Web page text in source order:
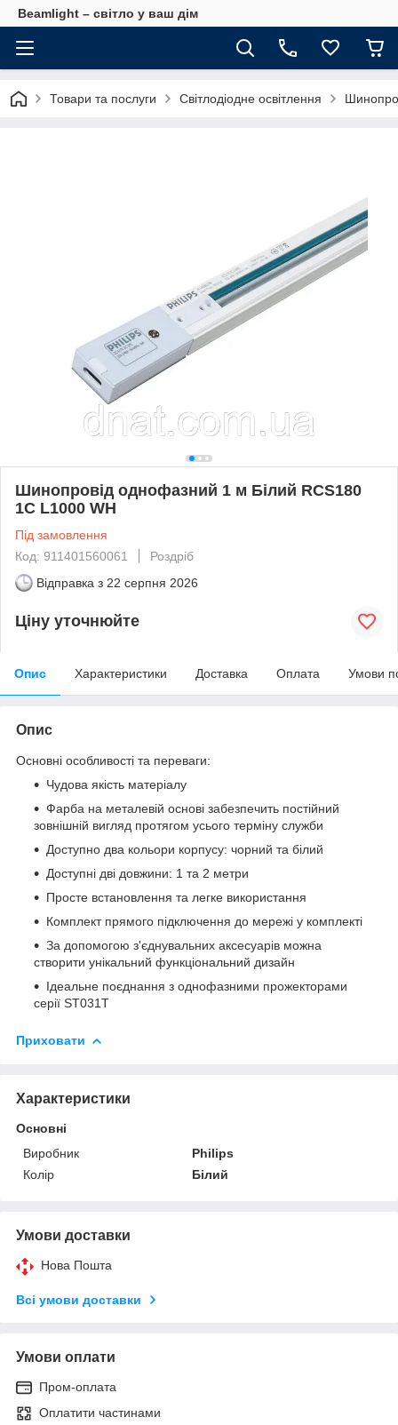
Beamlight – світло у ваш дім
Товари та послуги Світлодіодне освітлення
Шинопровід однофазний 1 м Білий RCS180
1C L1000 WH
Під замовлення
Код: 911401560061
Роздріб
Відправка з 22 серпня 2026
Ціну уточнюйте
Опис Характеристики Доставка Оплата Умови
Опис
Основні особливості та переваги:
Чудова якість матеріалу
Фарба на металевій основі забезпечить постійний
зовнішній вигляд протягом усього терміну служби
Доступно два кольори корпусу: чорний та білий
Доступні дві довжини: 1 та 2 метри
Просте встановлення та легке використання
Комплект прямого підключення до мережі у комплекті
За допомогою з'єднувальних аксесуарів можна
створити унікальний функціональний дизайн
Ідеальне поєднання з однофазними прожекторами
серії ST031T
Приховати
Характеристики
Основні
Виробник
Philips
Колір
Білий
Умови доставки
Нова Пошта
Всі умови доставки
Умови оплати
Пром-оплата
Оплатити частинами